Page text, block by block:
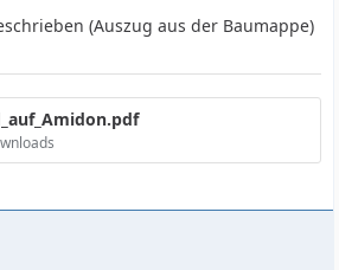
(Auszug aus der Baumappe)